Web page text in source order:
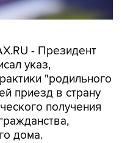
- Президент
указ,
"родильного
приезд в страну
получения
дома.